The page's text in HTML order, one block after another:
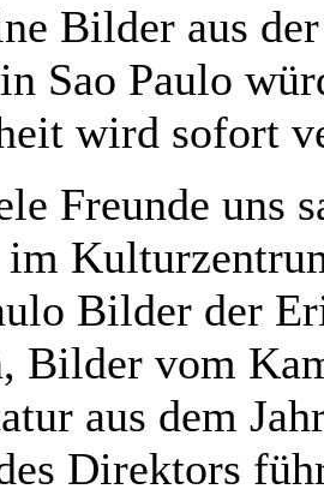
Bilder aus
Sao Paulo
wird sofort
Freunde uns
Bilder der
Bilder vom
aus dem
Direktors